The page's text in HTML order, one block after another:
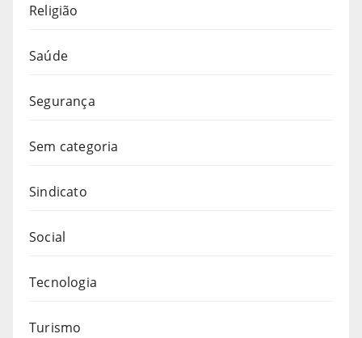
Religião
Saúde
Segurança
Sem categoria
Sindicato
Social
Tecnologia
Turismo